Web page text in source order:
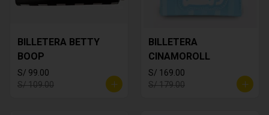
BILLETERA BETTY
BOOP
S/ 99.00
S/ 109.00
BILLETERA
CINAMOROLL
S/ 169.00
S/ 179.00